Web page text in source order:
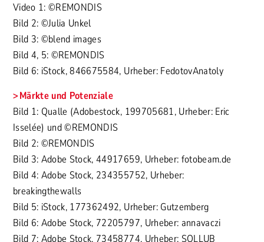
Video 1: ©REMONDIS
Bild 2: ©Julia Unkel
Bild 3: ©blend images
Bild 4, 5: ©REMONDIS
Bild 6: iStock, 846675584, Urheber: FedotovAnatoly
Märkte und Potenziale
Bild 1: Qualle (Adobestock, 199705681, Urheber: Eric
Isselée) und ©REMONDIS
Bild 2: ©REMONDIS
Bild 3: Adobe Stock, 44917659, Urheber: fotobeam.de
Bild 4: Adobe Stock, 234355752, Urheber:
breakingthewalls
Bild 5: iStock, 177362492, Urheber: Gutzemberg
Bild 6: Adobe Stock, 72205797, Urheber: annavaczi
Bild 7: Adobe Stock, 73458774, Urheber: SOLLUB